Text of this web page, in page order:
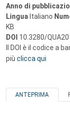
Anno di
Lingua Italiano
KB
DOI 10.3280/
Il DOI è il codice a
più clicca qui
ANTEPRIMA